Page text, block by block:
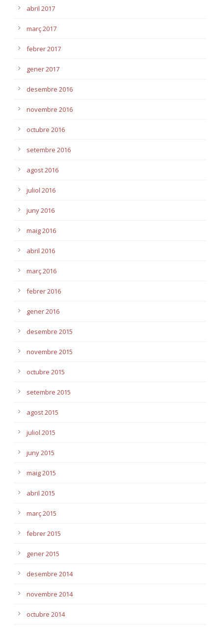
abril 2017
març 2017
febrer 2017
gener 2017
desembre 2016
novembre 2016
octubre 2016
setembre 2016
agost 2016
juliol 2016
juny 2016
maig 2016
abril 2016
març 2016
febrer 2016
gener 2016
desembre 2015
novembre 2015
octubre 2015
setembre 2015
agost 2015
juliol 2015
juny 2015
maig 2015
abril 2015
març 2015
febrer 2015
gener 2015
desembre 2014
novembre 2014
octubre 2014